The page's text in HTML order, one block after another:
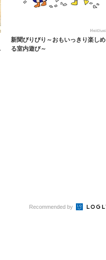
新聞びりびり～おもいっきり楽しめ
る室内遊び～
Recommended by